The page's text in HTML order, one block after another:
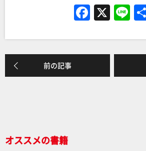
F
a
c
e
b
X Li
n
e
前の記事
オススメの書籍